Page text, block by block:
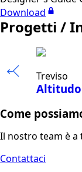
Download
Progetti /
Treviso
Altitudo
Come
Il nostro team è
Contattaci